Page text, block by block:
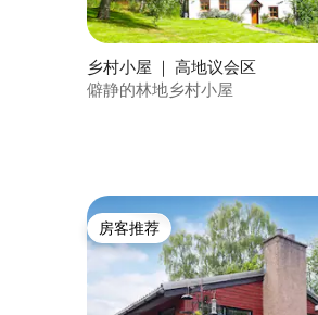
乡村小屋 ｜ 高地议会区
僻静的林地乡村小屋
房客推荐
房客推荐